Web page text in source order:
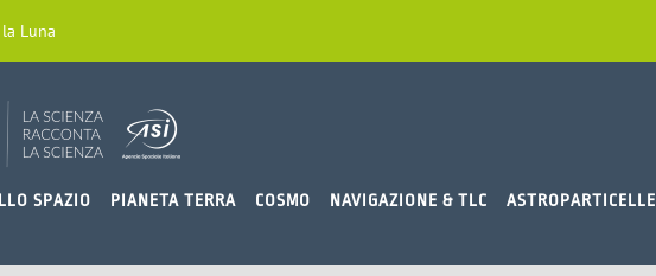
Luna
SPAZIO PIANETA TERRA COSMO NAVIGAZIONE & TLC ASTROPARTICELLE